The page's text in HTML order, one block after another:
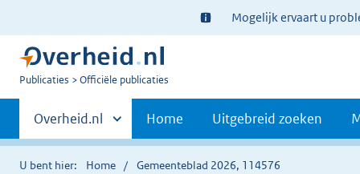
Ter
informatie:
Mogelijk ervaart u
U
Publicaties Officiële publicaties
Primaire
navigatie
Andere
sites
binnen
Overheid.nl Home Uitgebreid zoeken
U bent hier: Home Gemeenteblad 2026, 114576